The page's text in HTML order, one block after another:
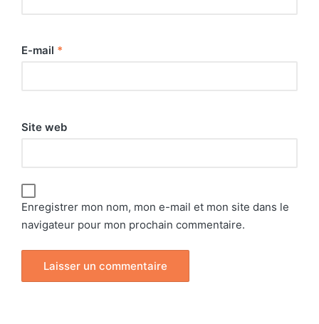
E-mail *
Site web
Enregistrer mon nom, mon e-mail et mon site dans le
navigateur pour mon prochain commentaire.